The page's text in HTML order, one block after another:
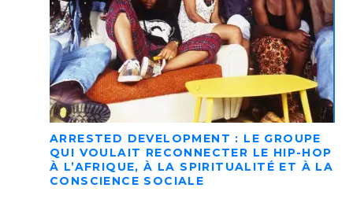
ARRESTED DEVELOPMENT : LE GROUPE
QUI VOULAIT RECONNECTER LE HIP-HOP
À L’AFRIQUE, À LA SPIRITUALITÉ ET À LA
CONSCIENCE SOCIALE